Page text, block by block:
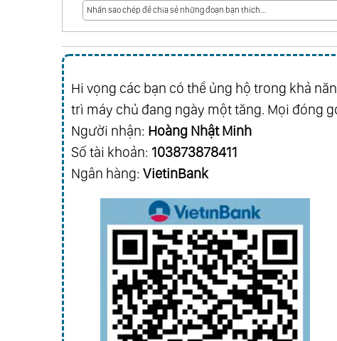
Hi vọng các bạn có thể ủng hộ trong khả
trì máy chủ đang ngày một tăng. Mọi đóng
Người nhận: Hoàng Nhật Minh
Số tài khoản: 103873878411
Ngân hàng: VietinBank